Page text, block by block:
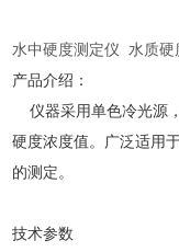
水中硬度测定仪 水质
产品介绍：
仪器采用单色冷光源
硬度浓度值。广泛适用
的测定。
技术参数